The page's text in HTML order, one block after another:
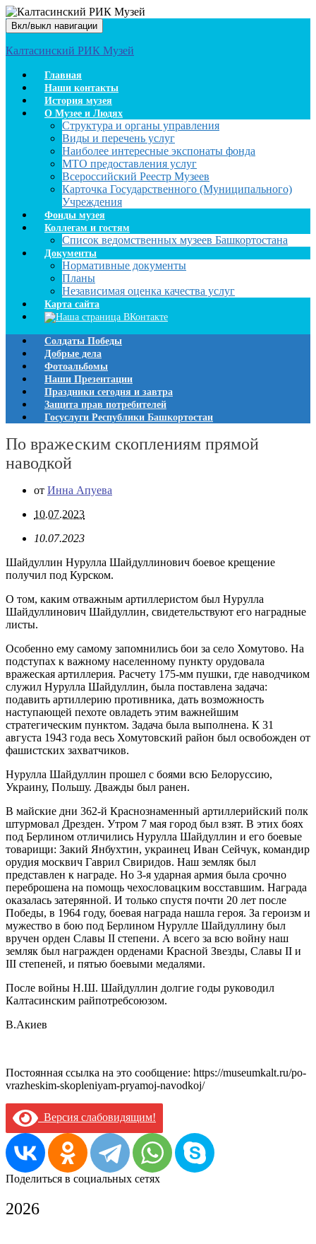
Вкл/выкл навигации
Калтасинский РИК Музей
Главная
Наши контакты
История музея
О Музее и Людях
Структура и органы управления
Виды и перечень услуг
Наиболее интересные экспонаты фонда
МТО предоставления услуг
Всероссийский Реестр Музеев
Карточка Государственного (Муниципального)
Учреждения
Фонды музея
Коллегам и гостям
Список ведомственных музеев Башкортостана
Документы
Нормативные документы
Планы
Независимая оценка качества услуг
Карта сайта
Солдаты Победы
Добрые дела
Фотоальбомы
Наши Презентации
Праздники сегодня и завтра
Защита прав потребителей
Госуслуги Республики Башкортостан
По вражеским скоплениям прямой
наводкой
от Инна Апуева
10.07.2023
10.07.2023
Шайдуллин Нурулла Шайдуллинович боевое крещение
получил под Курском.
О том, каким отважным артиллеристом был Нурулла
Шайдуллинович Шайдуллин, свидетельствуют его наградные
листы.
Особенно ему самому запомнились бои за село Хомутово. На
подступах к важному населенному пункту орудовала
вражеская артиллерия. Расчету 175-мм пушки, где наводчиком
служил Нурулла Шайдуллин, была поставлена задача:
подавить артиллерию противника, дать возможность
наступающей пехоте овладеть этим важнейшим
стратегическим пунктом. Задача была выполнена. К 31
августа 1943 года весь Хомутовский район был освобожден от
фашистских захватчиков.
Нурулла Шайдуллин прошел с боями всю Белоруссию,
Украину, Польшу. Дважды был ранен.
В майские дни 362-й Краснознаменный артиллерийский полк
штурмовал Дрезден. Утром 7 мая город был взят. В этих боях
под Берлином отличились Нурулла Шайдуллин и его боевые
товарищи: Закий Янбухтин, украинец Иван Сейчук, командир
орудия москвич Гаврил Свиридов. Наш земляк был
представлен к награде. Но 3-я ударная армия была срочно
переброшена на помощь чехословацким восставшим. Награда
оказалась затерянной. И только спустя почти 20 лет после
Победы, в 1964 году, боевая награда нашла героя. За героизм и
мужество в бою под Берлином Нурулле Шайдуллину был
вручен орден Славы II степени. А всего за всю войну наш
земляк был награжден орденами Красной Звезды, Славы II и
III степеней, и пятью боевыми медалями.
После войны Н.Ш. Шайдуллин долгие годы руководил
Калтасинским райпотребсоюзом.
В.Акиев
Постоянная ссылка на это сообщение: https://museumkalt.ru/po-
vrazheskim-skopleniyam-pryamoj-navodkoj/
Версия слабовидящим!
Поделиться в социальных сетях
2026